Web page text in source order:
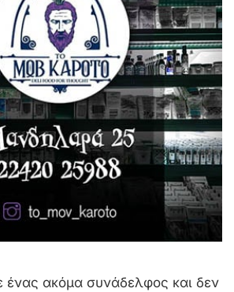
ακόμα συνάδελφος και δεν